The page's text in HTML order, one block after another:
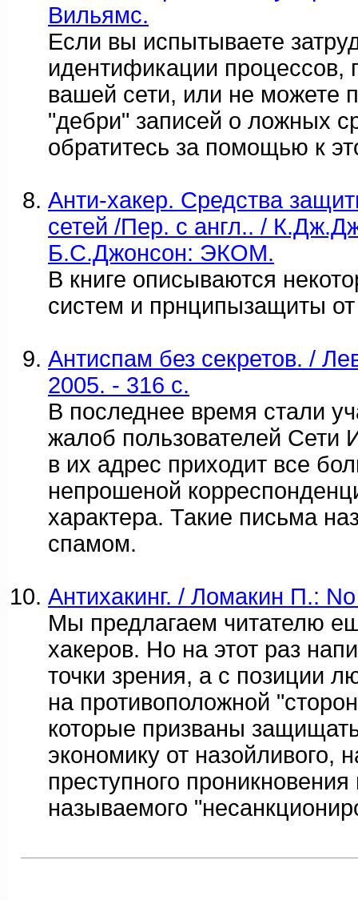
Вильямс.
Если вы испытываете
идентификации процессов,
вашей сети, или не можете
"дебри" записей о ложных
обратитесь за помощью к
Анти-хакер. Средства
сетей /Пер. с англ.. /
Б.С.Джонсон: ЭКОМ.
В книге описываются
систем и прнципызащиты
Антиспам без секретов. /
2005. - 316 c.
В последнее время стали
жалоб пользователей Сети
в их адрес приходит все
непрошеной
характера. Такие письма
спамом.
Антихакинг. / Ломакин П.:
Мы предлагаем читателю
хакеров. Но на этот раз
точки зрения, а с позиции
на противоположной
которые призваны
экономику от назойливого,
преступного проникновения
называемого